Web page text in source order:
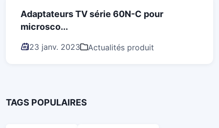
Adaptateurs TV série 60N-C pour
microsco...
23 janv. 2023 Actualités produit
TAGS POPULAIRES